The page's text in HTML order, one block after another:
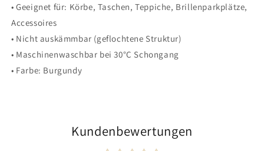
• Geeignet für: Körbe, Taschen, Teppiche, Brillenparkplätze,
Accessoires
• Nicht auskämmbar (geflochtene Struktur)
• Maschinenwaschbar bei 30°C Schongang
• Farbe: Burgundy
Kundenbewertungen